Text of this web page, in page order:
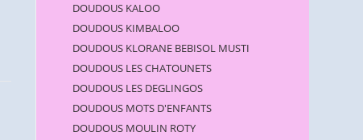
DOUDOUS KALOO
DOUDOUS KIMBALOO
DOUDOUS KLORANE BEBISOL MUSTI
DOUDOUS LES CHATOUNETS
DOUDOUS LES DEGLINGOS
DOUDOUS MOTS D'ENFANTS
DOUDOUS MOULIN ROTY